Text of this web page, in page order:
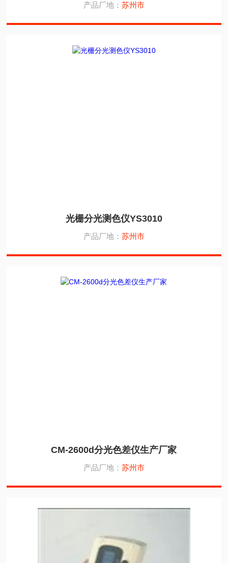
产品厂地： 苏州市
光栅分光测色仪YS3010
产品厂地： 苏州市
CM-2600d分光色差仪生产厂家
产品厂地： 苏州市